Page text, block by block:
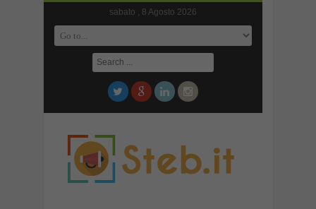
sabato , 8 Agosto 2026